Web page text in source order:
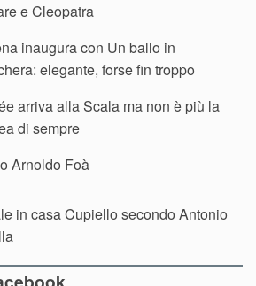
e Cleopatra
inaugura con Un ballo in
elegante, forse fin troppo
arriva alla Scala ma non è più la
di sempre
Arnoldo Foà
in casa Cupiello secondo Antonio